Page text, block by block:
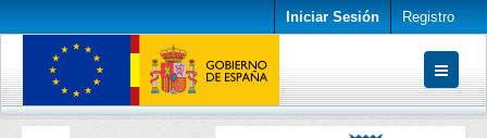
Iniciar Sesión Registro
Conjuntos de datos